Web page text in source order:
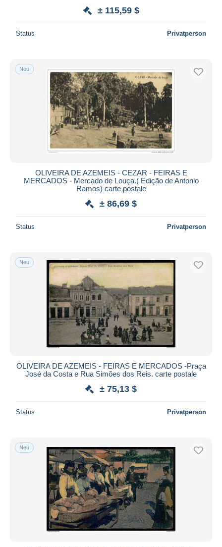
± 115,59 $
Status Privatperson
Neu
OLIVEIRA DE AZEMEIS - CEZAR - FEIRAS E
MERCADOS - Mercado de Louça.( Edição de Antonio
Ramos) carte postale
± 86,69 $
Status Privatperson
Neu
OLIVEIRA DE AZEMEIS - FEIRAS E MERCADOS -Praça
José da Costa e Rua Simões dos Reis. carte postale
± 75,13 $
Status Privatperson
Neu